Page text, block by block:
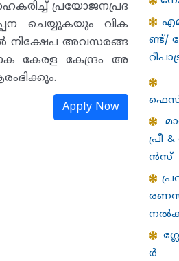
പ്രയോജനപ്രദ
ചെയ്യുകയും വിക
നിക്ഷേപ അവസരങ്ങ
കേരള കേന്ദ്രം അ
Apply Now
ണ്ട്/
പ്രീ
ൻസ്
ർ